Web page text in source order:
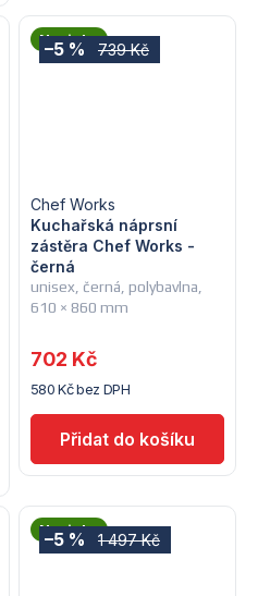
Novinka
739 Kč
–5 %
unisex, černá, polybavlna,
610 × 860 mm
Kuchařská náprsní
zástěra Chef Works -
černá
Chef Works
580 Kč bez DPH
702 Kč
Novinka
1 497 Kč
–5 %